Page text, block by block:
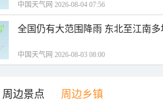
中国天气网 2026-08-04 07:56
全国仍有大范围降雨 东北至江南
中国天气网 2026-08-03 08:00
周边景点 周边乡镇